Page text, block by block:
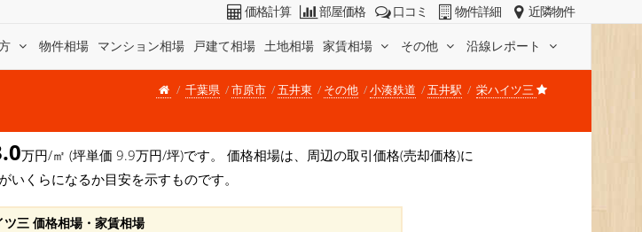
物件相場 マンション相場 戸建て相場 土地相場 家賃相場 その他 沿線レポート
価格計算 部屋価格 口コミ 物件詳細 近隣物件
千葉県 市原市 五井東 その他 小湊鉄道 五井駅 栄ハイツ三
万円/㎡ (坪単価 9.9万円/坪)です。 価格相場は、周辺の取引価格(売却価格)に
くらになるか目安を示すものです。
ツ三 価格相場・家賃相場